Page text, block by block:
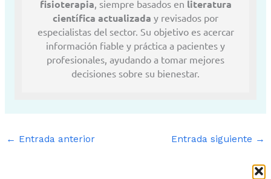
fisioterapia, siempre basados en literatura
científica actualizada y revisados por
especialistas del sector. Su objetivo es acercar
información fiable y práctica a pacientes y
profesionales, ayudando a tomar mejores
decisiones sobre su bienestar.
← Entrada anterior Entrada siguiente →